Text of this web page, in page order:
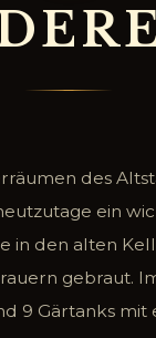
ERE
des
ein
in den alten
gebraut.
9 Gärtanks mit